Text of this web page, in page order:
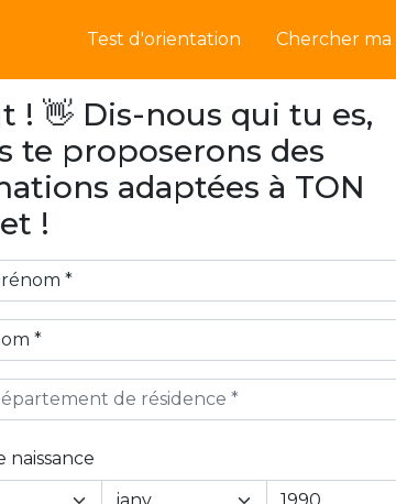
Test d'orientation Chercher
! 👋 Dis-nous qui tu es,
te proposerons des
adaptées à TON
!
de résidence *
naissance